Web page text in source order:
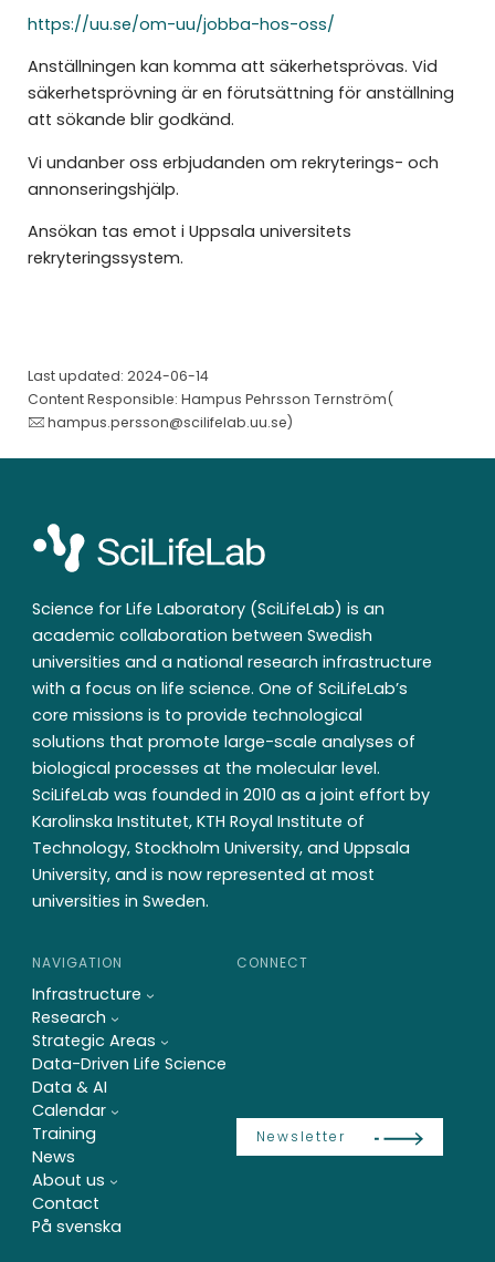
https://uu.se/om-uu/jobba-hos-oss/
Anställningen kan komma att säkerhetsprövas. Vid
säkerhetsprövning är en förutsättning för anställning
att sökande blir godkänd.
Vi undanber oss erbjudanden om rekryterings- och
annonseringshjälp.
Ansökan tas emot i Uppsala universitets
rekryteringssystem.
Last updated: 2024-06-14
Content Responsible: Hampus Pehrsson Ternström(
hampus.persson@scilifelab.uu.se)
Science for Life Laboratory (SciLifeLab) is an
academic collaboration between Swedish
universities and a national research infrastructure
with a focus on life science. One of SciLifeLab’s
core missions is to provide technological
solutions that promote large-scale analyses of
biological processes at the molecular level.
SciLifeLab was founded in 2010 as a joint effort by
Karolinska Institutet, KTH Royal Institute of
Technology, Stockholm University, and Uppsala
University, and is now represented at most
universities in Sweden.
NAVIGATION
Infrastructure
Research
Strategic Areas
Data-Driven Life Science
Data & AI
Calendar
Training
News
About us
Contact
På svenska
CONNECT
Newsletter